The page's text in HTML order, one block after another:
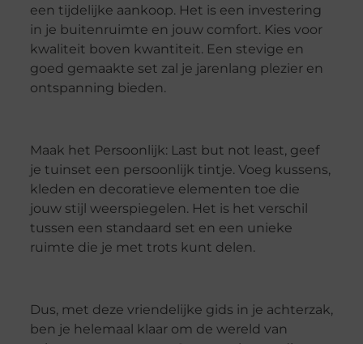
een tijdelijke aankoop. Het is een investering
in je buitenruimte en jouw comfort. Kies voor
kwaliteit boven kwantiteit. Een stevige en
goed gemaakte set zal je jarenlang plezier en
ontspanning bieden.
Maak het Persoonlijk: Last but not least, geef
je tuinset een persoonlijk tintje. Voeg kussens,
kleden en decoratieve elementen toe die
jouw stijl weerspiegelen. Het is het verschil
tussen een standaard set en een unieke
ruimte die je met trots kunt delen.
Dus, met deze vriendelijke gids in je achterzak,
ben je helemaal klaar om de wereld van